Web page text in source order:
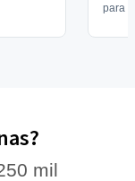
para
mil